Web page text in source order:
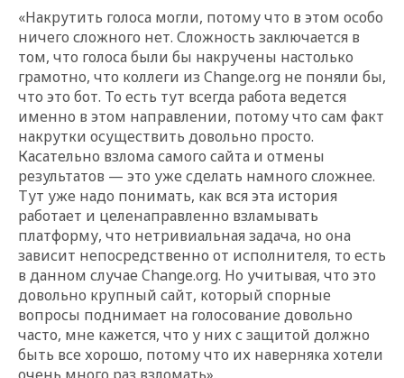
«Накрутить голоса могли, потому что в этом особо
ничего сложного нет. Сложность заключается в
том, что голоса были бы накручены настолько
грамотно, что коллеги из Change.org не поняли бы,
что это бот. То есть тут всегда работа ведется
именно в этом направлении, потому что сам факт
накрутки осуществить довольно просто.
Касательно взлома самого сайта и отмены
результатов — это уже сделать намного сложнее.
Тут уже надо понимать, как вся эта история
работает и целенаправленно взламывать
платформу, что нетривиальная задача, но она
зависит непосредственно от исполнителя, то есть
в данном случае Change.org. Но учитывая, что это
довольно крупный сайт, который спорные
вопросы поднимает на голосование довольно
часто, мне кажется, что у них с защитой должно
быть все хорошо, потому что их наверняка хотели